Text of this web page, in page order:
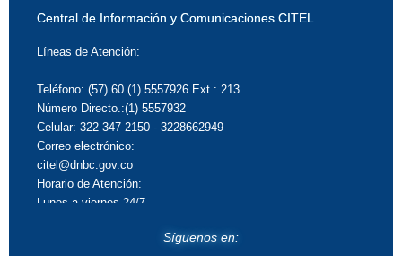
Central de Información y Comunicaciones CITEL
Líneas de Atención:
Teléfono: (57) 60 (1) 5557926 Ext.: 213
Número Directo.:(1) 5557932
Celular: 322 347 2150 - 3228662949
Correo electrónico:
citel@dnbc.gov.co
Horario de Atención:
Lunes a viernes 24/7
Síguenos en: